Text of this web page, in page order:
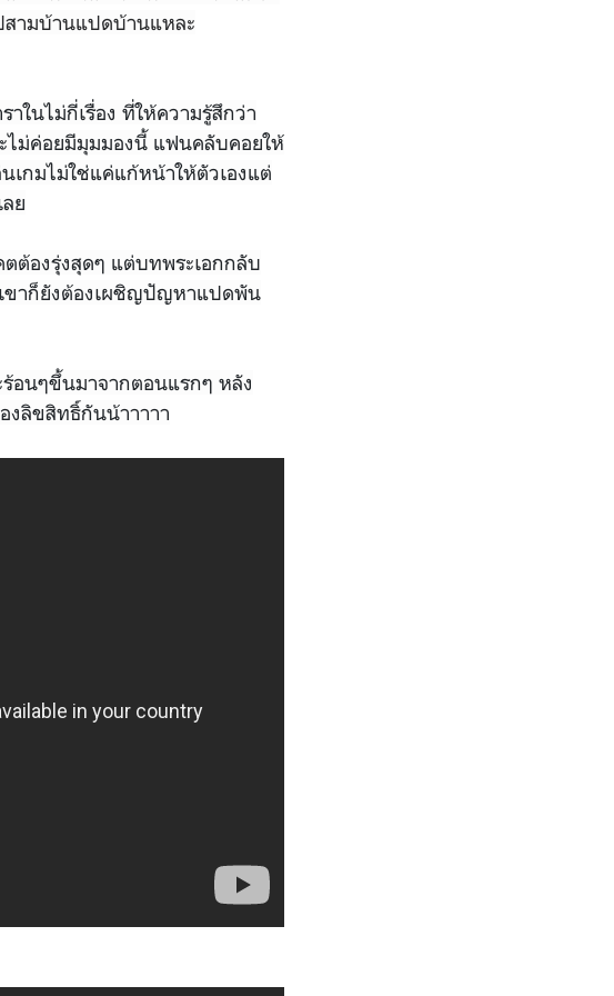
ามบ้านแปดบ้านแหละ
ในไม่กี่เรื่อง ที่ให้ความรู้สึกว่า
ม่ค่อยมีมุมมองนี้ แฟนคลับคอยให้
เกมไม่ใช่แค่แก้หน้าให้ตัวเองแต่
ย
ตต้องรุ่งสุดๆ แต่บทพระเอกกลับ
เขาก็ยังต้องเผชิญปัญหาแปดพัน
อนๆขึ้นมาจากตอนแรกๆ หลัง
งลิขสิทธิ์กันน้าาาาา